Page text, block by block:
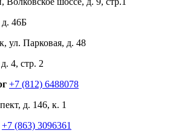
д. 46Б
ул. Парковая, д. 48
4, стр. 2
+7 (812) 6488078
д. 146, к. 1
+7 (863) 3096361